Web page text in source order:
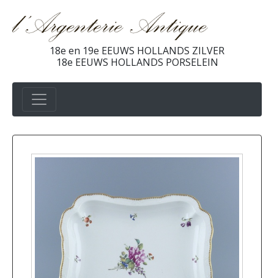
18e en 19e EEUWS HOLLANDS ZILVER
18e EEUWS HOLLANDS PORSELEIN